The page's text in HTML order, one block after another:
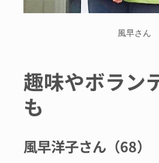
風早さん
趣味やボラン
も
風早洋子さん（68）